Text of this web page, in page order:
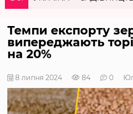
Темпи експорту
випереджають
на 20%
8 липня 2024 84 0